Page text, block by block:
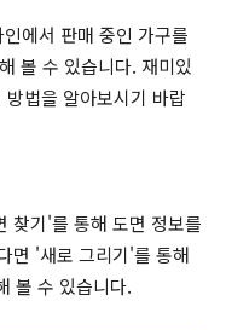
에서 판매 중인 가구를
볼 수 있습니다. 재미있
법을 알아보시기 바랍
찾기'를 통해 도면 정보를
면 '새로 그리기'를 통해
볼 수 있습니다.